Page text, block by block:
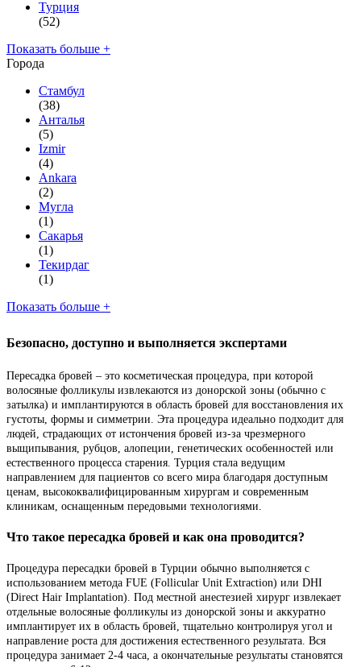
Турция
(52)
Показать больше +
Города
Стамбул
(38)
Анталья
(5)
Izmir
(4)
Ankara
(2)
Мугла
(1)
Сакарья
(1)
Текирдаг
(1)
Показать больше +
Безопасно, доступно и выполняется экспертами
Пересадка бровей – это косметическая процедура, при которой
волосяные фолликулы извлекаются из донорской зоны (обычно с
затылка) и имплантируются в область бровей для восстановления их
густоты, формы и симметрии. Эта процедура идеально подходит для
людей, страдающих от истончения бровей из-за чрезмерного
выщипывания, рубцов, алопеции, генетических особенностей или
естественного процесса старения. Турция стала ведущим
направлением для пациентов со всего мира благодаря доступным
ценам, высококвалифицированным хирургам и современным
клиникам, оснащенным передовыми технологиями.
Что такое пересадка бровей и как она проводится?
Процедура пересадки бровей в Турции обычно выполняется с
использованием метода FUE (Follicular Unit Extraction) или DHI
(Direct Hair Implantation). Под местной анестезией хирург извлекает
отдельные волосяные фолликулы из донорской зоны и аккуратно
имплантирует их в область бровей, тщательно контролируя угол и
направление роста для достижения естественного результата. Вся
процедура занимает 2-4 часа, а окончательные результаты становятся